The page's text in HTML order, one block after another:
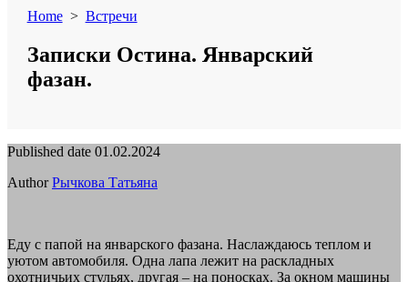
Home> Встречи
Записки Остина. Январский
фазан.
Published date 01.02.2024
Author Рычкова Татьяна
Еду с папой на январского фазана. Наслаждаюсь теплом и
уютом автомобиля. Одна лапа лежит на раскладных
охотничьих стульях, другая – на поносках. За окном машины